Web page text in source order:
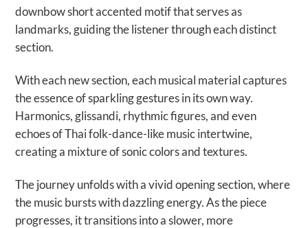
downbow short accented motif that serves as
landmarks, guiding the listener through each distinct
section.
With each new section, each musical material captures
the essence of sparkling gestures in its own way.
Harmonics, glissandi, rhythmic figures, and even
echoes of Thai folk-dance-like music intertwine,
creating a mixture of sonic colors and textures.
The journey unfolds with a vivid opening section, where
the music bursts with dazzling energy. As the piece
progresses, it transitions into a slower, more